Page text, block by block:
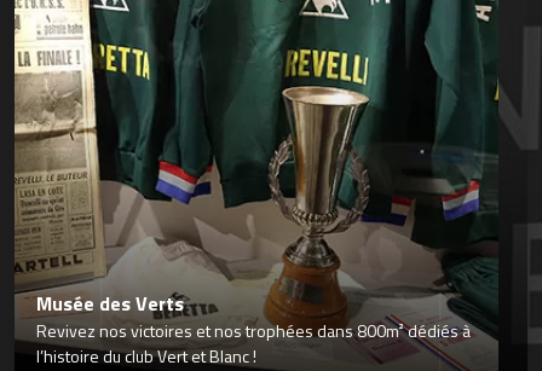
Musée des Verts
Revivez nos victoires et nos trophées dans 800m² dédiés à
l’histoire du club Vert et Blanc !